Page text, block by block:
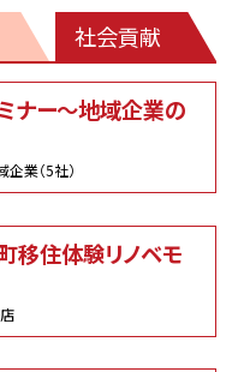
社会貢献
ナー～地域企業の
業（5社）
移住体験リノベモ